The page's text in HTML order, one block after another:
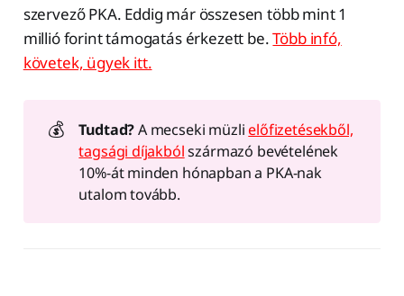
szervező PKA. Eddig már összesen több mint 1
millió forint támogatás érkezett be.Több infó,
követek, ügyek itt.
💰 Tudtad?A mecseki müzli előfizetésekből,
tagsági díjakbólszármazó bevételének
10%-át minden hónapban a PKA-nak
utalom tovább.